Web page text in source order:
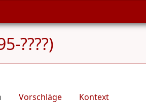
????)
Vorschläge Kontext